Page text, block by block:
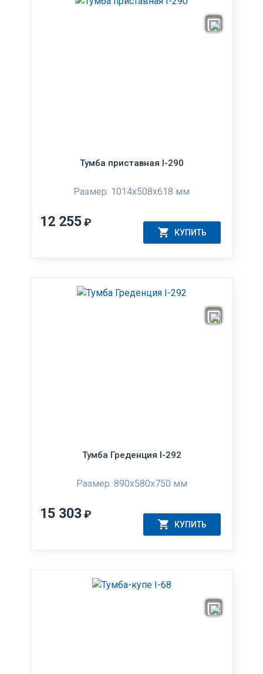
Тумба приставная I-290
Размер: 1014x508x618 мм
12 255₽
КУПИТЬ
Тумба Греденция I-292
Размер: 890x580x750 мм
15 303₽
КУПИТЬ